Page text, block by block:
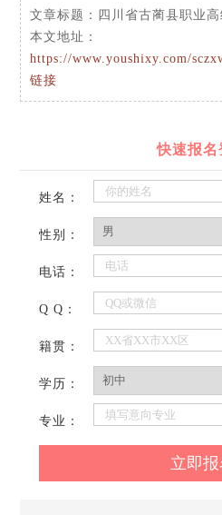
文章标题： 四川省古蔺县职业
本文地址：
https://www.youshixy.com/
链接
快速报名
姓名：
性别：
电话：
Q Q：
籍贯：
学历：
专业：